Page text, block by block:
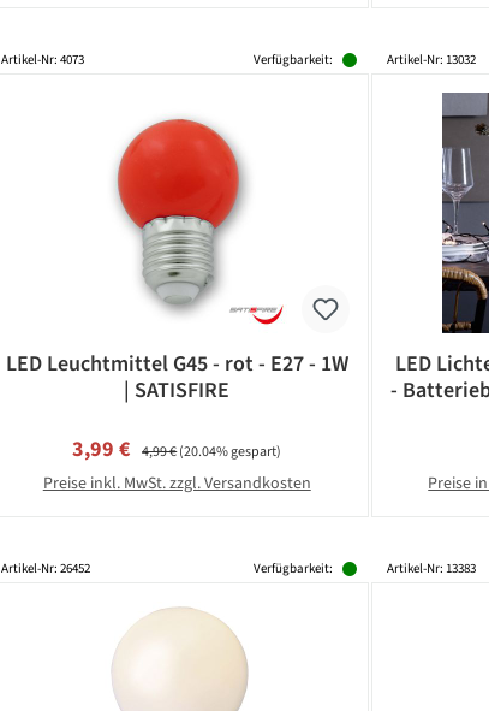
Artikel-Nr: 4073 Verfügbarkeit:
LED Leuchtmittel G45 - rot - E27 - 1W
| SATISFIRE
Verkaufspreis:
3,99 € Regulärer Preis:
4,99 €(20.04% gespart)
Preise inkl. MwSt. zzgl. Versandkosten
Artikel-Nr: 13032
LED
-
Preise
Artikel-Nr: 26452 Verfügbarkeit: Artikel-Nr: 13383